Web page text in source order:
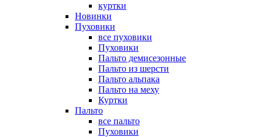
куртки
Новинки
Пуховики
все пуховики
Пуховики
Пальто демисезонные
Пальто из шерсти
Пальто альпака
Пальто на меху
Куртки
Пальто
все пальто
Пуховики